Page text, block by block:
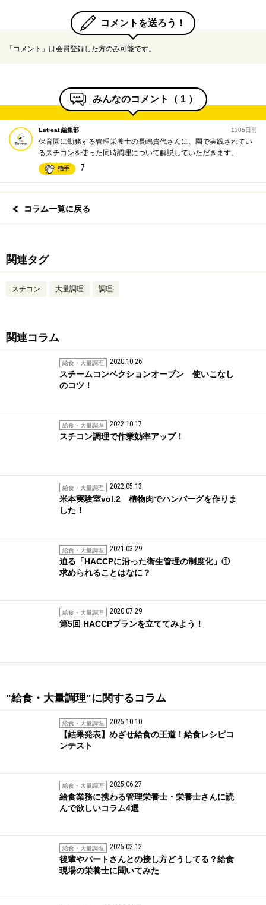
コメントを送ろう！
「コメント」は会員登録した方のみ可能です。
みんなのコメント（ 1 ）
Eatreat 編集部 1305日前
保育園に勤務する管理栄養士の長嶋貴代さんに、園で実践されてい
るスチコンを使った同時調理について解説していただきます。
拍手 7
コラム一覧に戻る
関連タグ
スチコン 大量調理 調理
関連コラム
給食・大量調理 2020.10.26
スチームコンベクションオーブン 使いこなし
のコツ！
給食・大量調理 2022.10.17
スチコン調理で作業効率アップ！
給食・大量調理 2022.05.13
米本実験室vol.2 植物肉でハンバーグを作りま
した！
給食・大量調理 2021.03.29
迫る「HACCPに沿った衛生管理の制度化」①
求められることはなに？
給食・大量調理 2020.07.29
第5回 HACCPプランを立ててみよう！
"給食・大量調理"に関するコラム
給食・大量調理 2025.10.10
【結果発表】めざせ給食の王道！給食レシピコ
ンテスト
給食・大量調理 2025.06.27
給食業務に携わる管理栄養士・栄養士さんに読
んで欲しいコラム4選
給食・大量調理 2025.02.12
後輩やパートさんとの接し方どうしてる？給食
現場の栄養士に聞いてみた